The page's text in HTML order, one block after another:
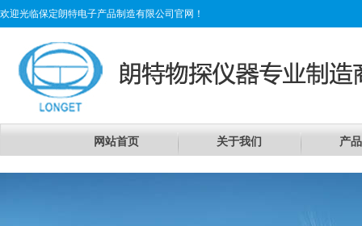
欢迎光临保定朗特电子产品制造有限公司官网！
网站首页 关于我们 产